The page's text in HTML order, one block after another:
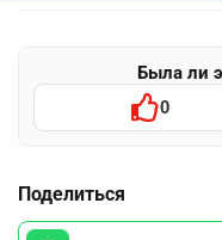
Была ли
0
Поделиться